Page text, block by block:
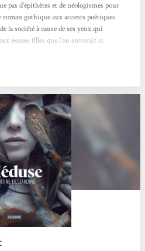
d’épithètes et de néologismes pour
roman gothique aux accents poétiques
la société à cause de ses yeux qui
jeunes filles que l’on envoyait si
si elle avait commis une faute